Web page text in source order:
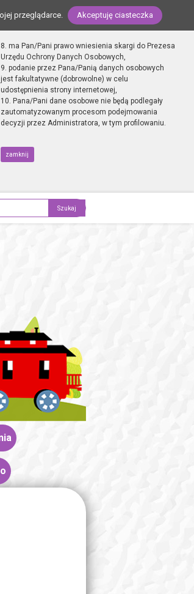
przeglądarce. Akceptuję ciasteczka
8. ma Pan/Pani prawo wniesienia skargi do Prezesa
Urzędu Ochrony Danych Osobowych,
9. podanie przez Pana/Panią danych osobowych
jest fakultatywne (dobrowolne) w celu
udostępnienia strony internetowej,
10. Pana/Pani dane osobowe nie będą podlegały
zautomatyzowanym procesom podejmowania
decyzji przez Administratora, w tym profilowaniu.
zamknij